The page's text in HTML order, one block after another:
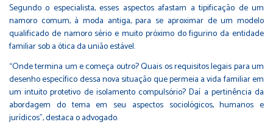
Segundo o especialista, esses aspectos afastam a tipificação de um
namoro comum, à moda antiga, para se aproximar de um modelo
qualificado de namoro sério e muito próximo do figurino da entidade
familiar sob a ótica da união estável.
“Onde termina um e começa outro? Quais os requisitos legais para um
desenho específico dessa nova situação que permeia a vida familiar em
um intuito protetivo de isolamento compulsório? Daí a pertinência da
abordagem do tema em seu aspectos sociológicos, humanos e
jurídicos”, destaca o advogado.